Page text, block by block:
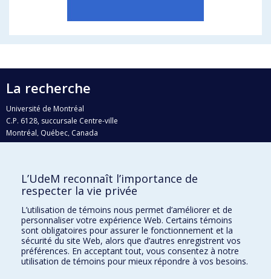
La recherche
Université de Montréal
C.P. 6128, succursale Centre-ville
Montréal, Québec, Canada
H3C 3J7
Qui fait quoi?
Nous trouver
Plan du site
Accessibilité
L’UdeM reconnaît l’importance de
respecter la vie privée
L’utilisation de témoins nous permet d’améliorer et de
personnaliser votre expérience Web. Certains témoins
sont obligatoires pour assurer le fonctionnement et la
sécurité du site Web, alors que d’autres enregistrent vos
préférences. En acceptant tout, vous consentez à notre
utilisation de témoins pour mieux répondre à vos besoins.